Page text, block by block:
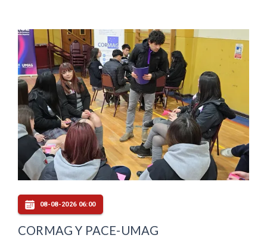
08-08-2026 06:00
CORMAG Y PACE-UMAG